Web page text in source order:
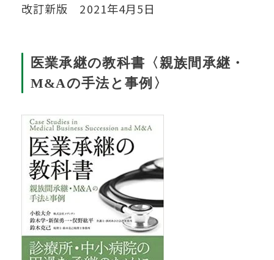
改訂新版 2021年4月5日
医業承継の教科書〈親族間承継・
M&Aの手法と事例〉